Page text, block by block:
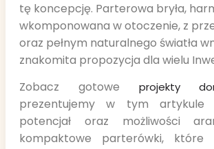
tę koncepcję. Parterowa bryła,
wkomponowana w otoczenie, z
oraz pełnym naturalnego światła
znakomita propozycja dla wielu
Zobacz gotowe projekty
prezentujemy w tym
potencjał oraz możliwości
kompaktowe parterówki, które